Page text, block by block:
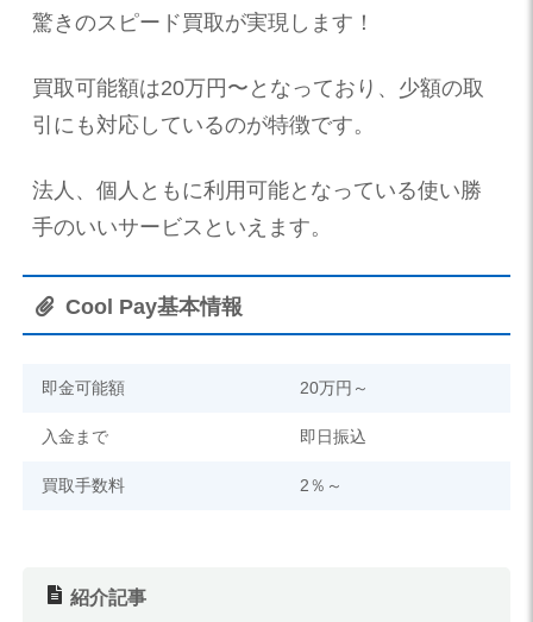
驚きのスピード買取が実現します！
買取可能額は20万円〜となっており、少額の取
引にも対応しているのが特徴です。
法人、個人ともに利用可能となっている使い勝
手のいいサービスといえます。
Cool Pay基本情報
即金可能額 20万円～
入金まで 即日振込
買取手数料 2％～
紹介記事